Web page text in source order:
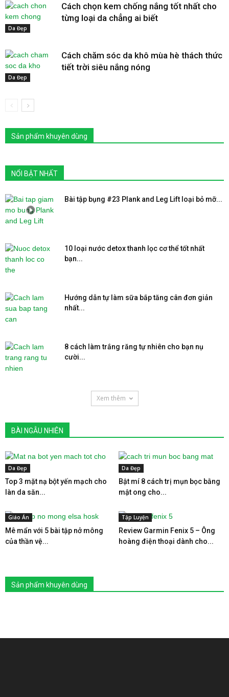
Da Đẹp
Cách chọn kem chống nắng tốt nhất cho
từng loại da chẳng ai biết
Da Đẹp
Cách chăm sóc da khô mùa hè thách thức
tiết trời siêu nắng nóng
Sản phẩm khuyên dùng
NỔI BẬT NHẤT
Bài tập bụng #23 Plank and Leg Lift loại bỏ mỡ...
10 loại nước detox thanh lọc cơ thể tốt nhất
bạn...
Hướng dẫn tự làm sữa bắp tăng cân đơn giản
nhất...
8 cách làm trắng răng tự nhiên cho bạn nụ
cười...
Xem thêm
BÀI NGẪU NHIÊN
Da Đẹp
Top 3 mặt nạ bột yến mạch cho
làn da săn...
Da Đẹp
Bật mí 8 cách trị mụn bọc bằng
mật ong cho...
Giáo Án
Mê mẩn với 5 bài tập nở mông
của thần vệ...
Tập Luyện
Review Garmin Fenix 5 – Ông
hoàng điện thoại dành cho...
Sản phẩm khuyên dùng